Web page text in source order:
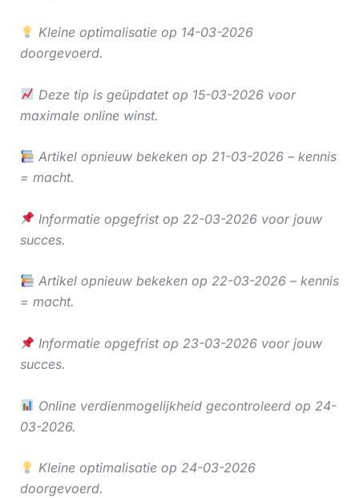
Kleine optimalisatie op 14-03-2026
doorgevoerd.
Deze tip is geüpdatet op 15-03-2026 voor
maximale online winst.
Artikel opnieuw bekeken op 21-03-2026 – kennis
= macht.
Informatie opgefrist op 22-03-2026 voor jouw
succes.
Artikel opnieuw bekeken op 22-03-2026 – kennis
= macht.
Informatie opgefrist op 23-03-2026 voor jouw
succes.
Online verdienmogelijkheid gecontroleerd op 24-
03-2026.
Kleine optimalisatie op 24-03-2026
doorgevoerd.